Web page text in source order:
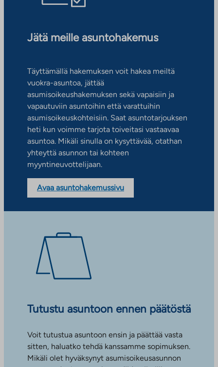
Jätä meille asuntohakemus
Täyttämällä hakemuksen voit hakea meiltä
vuokra-asuntoa, jättää
asumisoikeushakemuksen sekä vapaisiin ja
vapautuviin asuntoihin että varattuihin
asumisoikeuskohteisiin. Saat asuntotarjouksen
heti kun voimme tarjota toiveitasi vastaavaa
asuntoa. Mikäli sinulla on kysyttävää, otathan
yhteyttä asunnon tai kohteen
myyntineuvottelijaan.
Avaa asuntohakemussivu
Tutustu asuntoon ennen päätöstä
Voit tutustua asuntoon ensin ja päättää vasta
sitten, haluatko tehdä kanssamme sopimuksen.
Mikäli olet hyväksynyt asumisoikeusasunnon